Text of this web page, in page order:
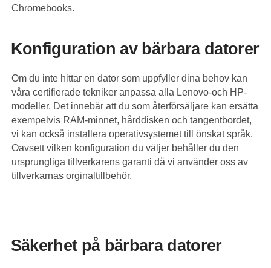
Chromebooks.
Konfiguration av bärbara datorer
Om du inte hittar en dator som uppfyller dina behov kan
våra certifierade tekniker anpassa alla Lenovo-och HP-
modeller. Det innebär att du som återförsäljare kan ersätta
exempelvis RAM-minnet, hårddisken och tangentbordet,
vi kan också installera operativsystemet till önskat språk.
Oavsett vilken konfiguration du väljer behåller du den
ursprungliga tillverkarens garanti då vi använder oss av
tillverkarnas orginaltillbehör.
Säkerhet på bärbara datorer